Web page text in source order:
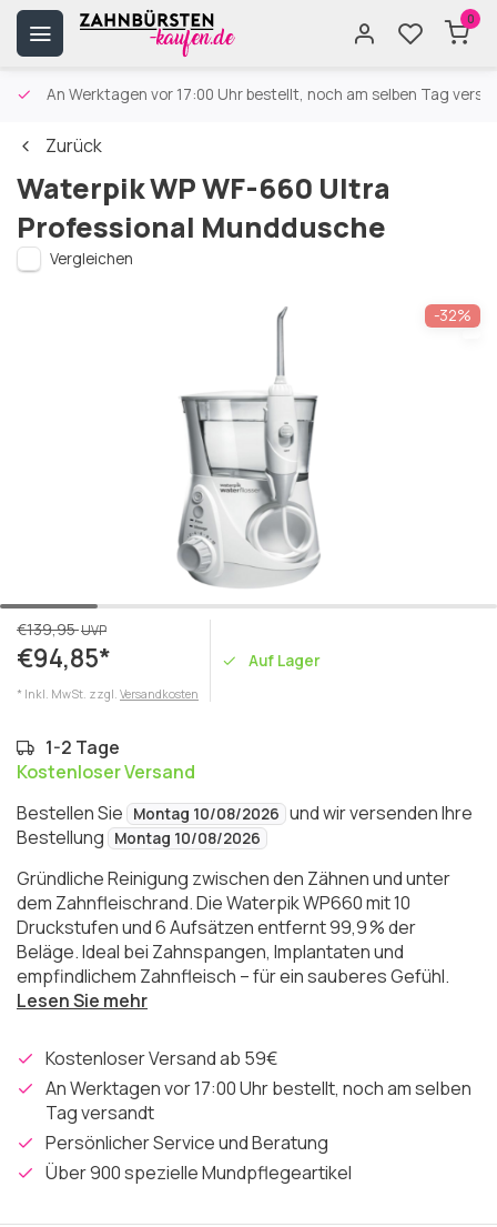
0
An Werktagen vor 17:00 Uhr bestellt, noch am selben Tag
Zurück
Waterpik WP WF-660 Ultra
Professional Munddusche
Vergleichen
-32%
€139,95UVP
€94,85*
* Inkl. MwSt. zzgl. Versandkosten
Auf Lager
1-2 Tage
Kostenloser Versand
Bestellen Sie
Montag 10/08/2026 und wir versenden Ihre
Bestellung
Montag 10/08/2026
Gründliche Reinigung zwischen den Zähnen und unter
dem Zahnfleischrand. Die Waterpik WP660 mit 10
Druckstufen und 6 Aufsätzen entfernt 99,9 % der
Beläge. Ideal bei Zahnspangen, Implantaten und
empfindlichem Zahnfleisch – für ein sauberes Gefühl.
Lesen Sie mehr
Kostenloser Versand ab 59€
An Werktagen vor 17:00 Uhr bestellt, noch am selben
Tag versandt
Persönlicher Service und Beratung
Über 900 spezielle Mundpflegeartikel